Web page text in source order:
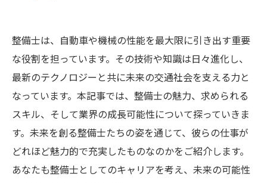
整備士は、自動車や機械の性能を最大限に引き出す重要
な役割を担っています。その技術や知識は日々進化し、
最新のテクノロジーと共に未来の交通社会を支える力と
なっています。本記事では、整備士の魅力、求められる
スキル、そして業界の成長可能性について探っていきま
す。未来を創る整備士たちの姿を通じて、彼らの仕事が
どれほど魅力的で充実したものなのかをご紹介します。
あなたも整備士としてのキャリアを考え、未来の可能性